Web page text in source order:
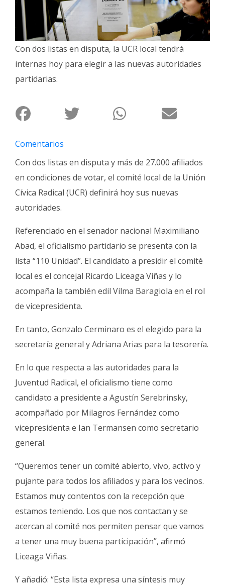
Espectáculos
Policiales
Cartelera
de
Clasificados
Con dos listas en disputa, la UCR local tendrá
internas hoy para elegir a las nuevas autoridades
partidarias.
Comentarios
Con dos listas en disputa y más de 27.000 afiliados
en condiciones de votar, el comité local de la Unión
Cívica Radical (UCR) definirá hoy sus nuevas
autoridades.
Referenciado en el senador nacional Maximiliano
Abad, el oficialismo partidario se presenta con la
lista “110 Unidad”. El candidato a presidir el comité
local es el concejal Ricardo Liceaga Viñas y lo
acompaña la también edil Vilma Baragiola en el rol
de vicepresidenta.
En tanto, Gonzalo Cerminaro es el elegido para la
secretaría general y Adriana Arias para la tesorería.
En lo que respecta a las autoridades para la
Juventud Radical, el oficialismo tiene como
candidato a presidente a Agustín Serebrinsky,
acompañado por Milagros Fernández como
vicepresidenta e Ian Termansen como secretario
general.
“Queremos tener un comité abierto, vivo, activo y
pujante para todos los afiliados y para los vecinos.
Estamos muy contentos con la recepción que
estamos teniendo. Los que nos contactan y se
acercan al comité nos permiten pensar que vamos
a tener una muy buena participación”, afirmó
Liceaga Viñas.
Y añadió: “Esta lista expresa una síntesis muy